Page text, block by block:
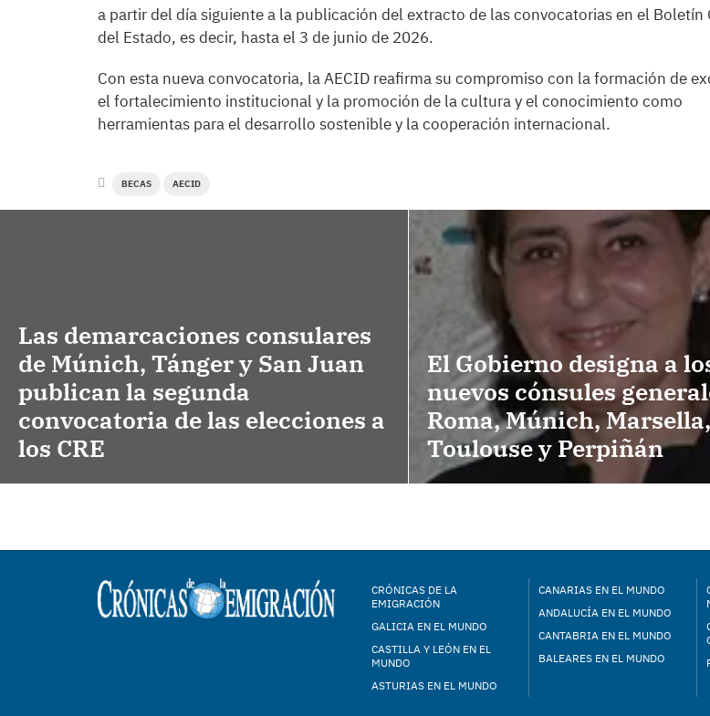
a partir del día siguiente a la publicación del extracto de las convocatorias en el Boletín
del Estado, es decir, hasta el 3 de junio de 2026.
Con esta nueva convocatoria, la AECID reafirma su compromiso con la formación de
el fortalecimiento institucional y la promoción de la cultura y el conocimiento como
herramientas para el desarrollo sostenible y la cooperación internacional.
BECAS AECID
Las demarcaciones consulares
de Múnich, Tánger y San Juan
publican la segunda
convocatoria de las elecciones a
los CRE
El Gobierno designa a
nuevos cónsules
Roma, Múnich, Marsella,
Toulouse y Perpiñán
CRÓNICAS DE LA
EMIGRACIÓN
GALICIA EN EL MUNDO
CASTILLA Y LEÓN EN EL
MUNDO
ASTURIAS EN EL MUNDO
CANARIAS EN EL MUNDO
ANDALUCÍA EN EL MUNDO
CANTABRIA EN EL MUNDO
BALEARES EN EL MUNDO